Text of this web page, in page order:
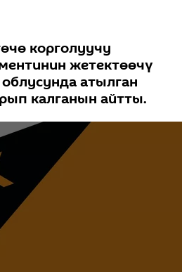
корголуучу
жетектөөчү
атылган
калганын айтты.